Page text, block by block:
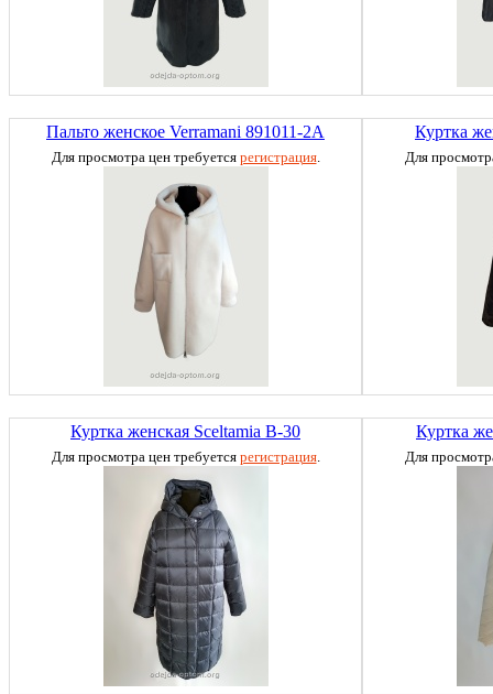
Пальто женское Verramani 891011-2А
Для просмотра цен требуется регистрация.
Куртка
Для
Куртка женская Sceltamia B-30
Для просмотра цен требуется регистрация.
Куртка
Для